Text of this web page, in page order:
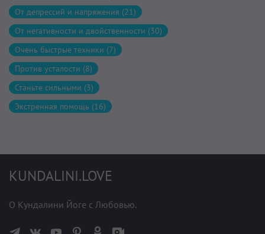
От депрессий и напряжения (21)
От негативности и двойственности (30)
Очень быстрые техники (7)
Против усталости (8)
Станьте сильными (3)
Экстренная помощь (16)
KUNDALINI.LOVE
О Кундалини Йоге с Любовью.